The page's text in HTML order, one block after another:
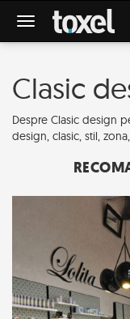
Meniu
Clasic
Despre Clasic design
design, clasic, stil,